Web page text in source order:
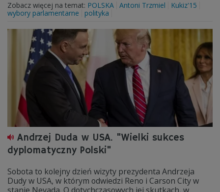
Zobacz więcej na temat: POLSKA Antoni Trzmiel
Kukiz'15
wybory parlamentarne
polityka
Andrzej Duda w USA. "Wielki sukces
dyplomatyczny Polski"
Sobota to kolejny dzień wizyty prezydenta Andrzeja
Dudy w USA, w którym odwiedzi Reno i Carson City w